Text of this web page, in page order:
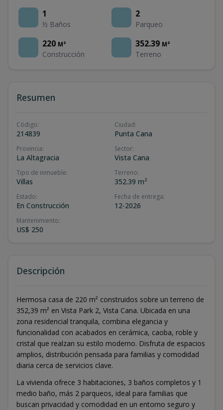
1
½ Baños
2
Parqueo
220 M²
Construcción
352.39 M²
Terreno
Resumen
Código:
214839
Ciudad:
Punta Cana
Provincia:
La Altagracia
Sector:
Vista Cana
Tipo de inmueble:
Villas
Terreno:
352.39 m²
Estado:
En Construcción
Fecha de entrega:
12-2026
Mantenimiento:
US$ 250
Descripción
Hermosa casa de 220 m² construidos sobre un terreno de
352,39 m² en Vista Park 2, Vista Cana. Ubicada en una
zona residencial tranquila, combina elegancia y
funcionalidad con acabados en cerámica, caoba, roble y
cristal que realzan su estilo moderno. Disfruta de espacios
amplios, distribución pensada para familias y comodidad
diaria cerca de servicios clave.
La vivienda ofrece 3 habitaciones, 3 baños completos y 1
medio baño, más 2 parqueos, ideal para familias que
buscan privacidad y comodidad en un entorno seguro y